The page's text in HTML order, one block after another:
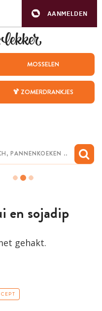
AANMELDEN
MOSSELEN
🍹 ZOMERDRANKJES
en sojadip
gehakt.